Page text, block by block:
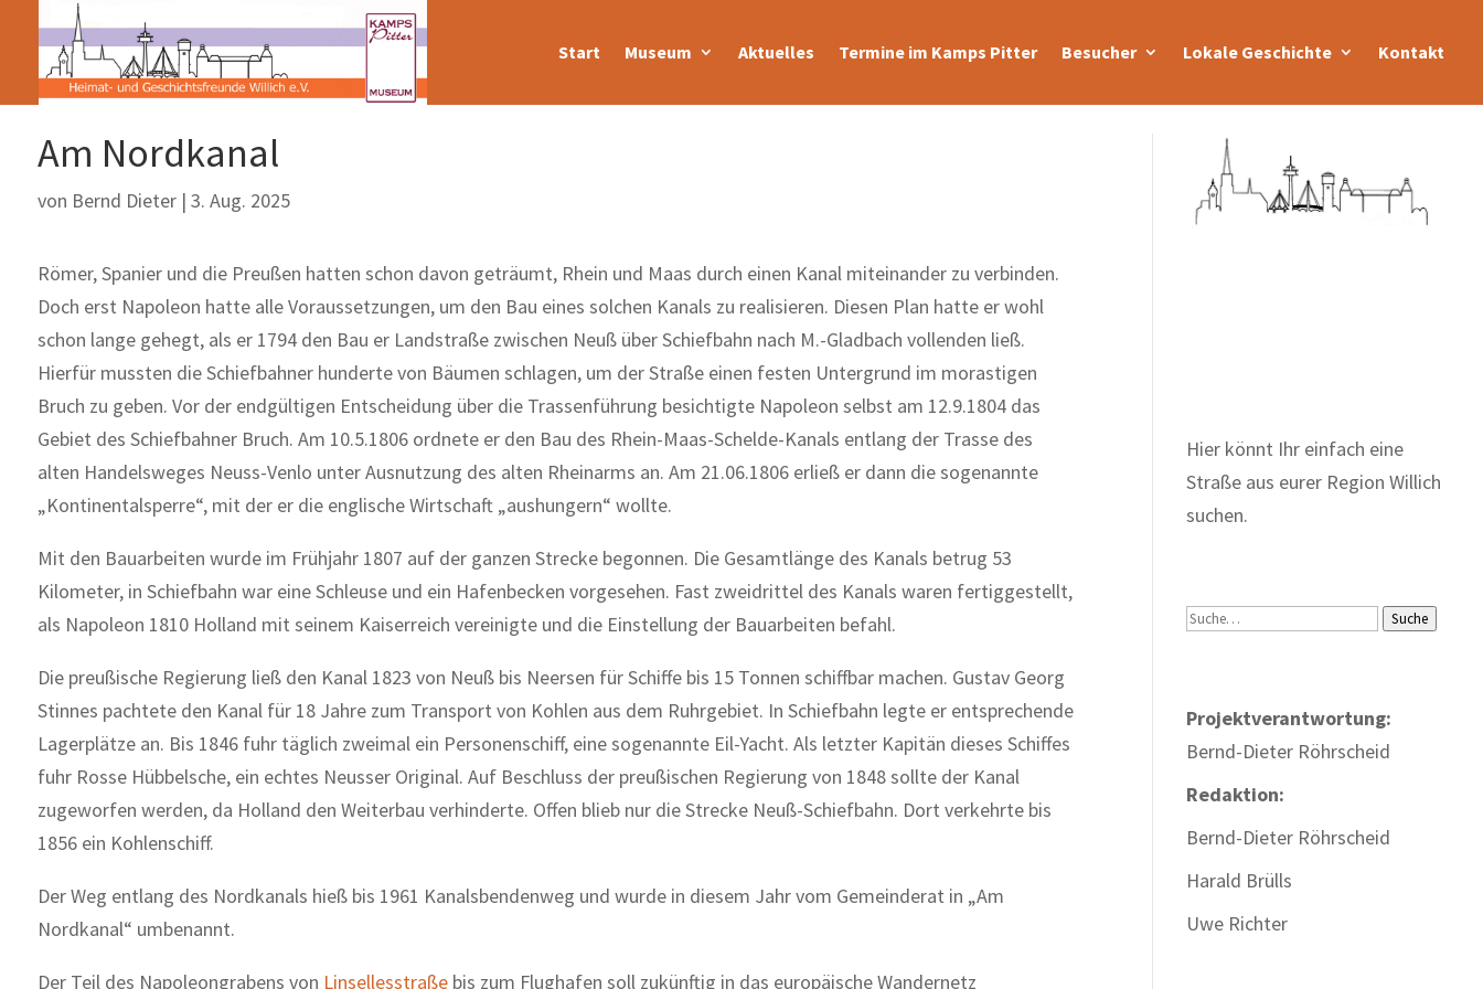
Start Museum Aktuelles Termine im Kamps Pitter Besucher Lokale Geschichte Kontakt
Am Nordkanal
von Bernd Dieter| 3. Aug. 2025
Römer, Spanier und die Preußen hatten schon davon geträumt, Rhein und Maas durch einen Kanal miteinander zu ver­binden.
Doch erst Napoleon hatte alle Voraussetzungen, um den Bau eines solchen Kanals zu realisieren. Diesen Plan hatte er wohl
schon lange gehegt, als er 1794 den Bau er Landstraße zwi­schen Neuß über Schiefbahn nach M.-Gladbach vollenden ließ.
Hierfür mussten die Schiefbahner hunderte von Bäumen schlagen, um der Straße einen festen Untergrund im morastigen
Bruch zu ge­ben. Vor der endgültigen Entscheidung über die Trassenführung besichtigte Napoleon selbst am 12.9.1804 das
Gebiet des Schiefbahner Bruch. Am 10.5.1806 ordnete er den Bau des Rhein-Maas-Schelde-Kanals entlang der Trasse des
alten Handelsweges Neuss-Venlo unter Ausnutzung des al­ten Rheinarms an. Am 21.06.1806 erließ er dann die sogenannte
„Kontinentalsperre“, mit der er die engli­sche Wirtschaft „aushungern“ wollte.
Mit den Bauarbeiten wurde im Frühjahr 1807 auf der ganzen Strecke begonnen. Die Gesamtlänge des Kanals betrug 53
Kilometer, in Schiefbahn war eine Schleuse und ein Hafenbecken vorge­sehen. Fast zweidrittel des Kanals wa­ren fertiggestellt,
als Napoleon 1810 Holland mit seinem Kaiserreich verei­nigte und die Einstellung der Bauarbeiten befahl.
Die preußische Regierung ließ den Kanal 1823 von Neuß bis Neersen für Schiffe bis 15 Tonnen schiffbar machen. Gustav Georg
Stinnes pachtete den Kanal für 18 Jahre zum Transport von Kohlen aus dem Ruhrgebiet. In Schiefbahn legte er entsprechende
Lagerplätze an. Bis 1846 fuhr täglich zweimal ein Personenschiff, eine soge­nannte Eil-Yacht. Als letzter Kapitän dieses Schiffes
fuhr Rosse Hübbelsche, ein echtes Neusser Original. Auf Beschluss der preußischen Regierung von 1848 sollte der Kanal
zugewor­fen werden, da Holland den Weiterbau ver­hinderte. Offen blieb nur die Strecke Neuß-Schiefbahn. Dort verkehrte bis
1856 ein Kohlenschiff.
Der Weg entlang des Nordkanals hieß bis 1961 Kanalsbendenweg und wurde in die­sem Jahr vom Gemeinderat in „Am
Nordkanal“ umbenannt.
Der Teil des Napoleongrabens von Linsellesstraßebis zum Flughafen soll zukünftig in das europäische Wandernetz
Hier könnt Ihr einfach eine
Straße aus eurer Region Willich
suchen.
Suche Suche
Projektverantwortung:
Bernd-Dieter Röhrscheid
Redaktion:
Bernd-Dieter Röhrscheid
Harald Brülls
Uwe Richter